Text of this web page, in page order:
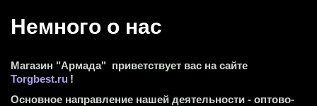
Немного о нас
Магазин "Армада"  приветствует вас на сайте
Torgbest.ru !
Основное направление нашей деятельности - оптово-